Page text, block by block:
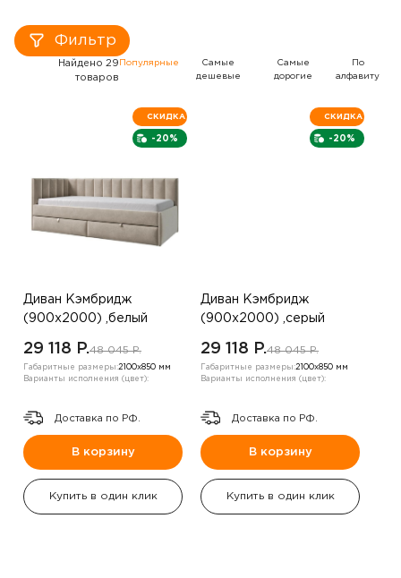
Фильтр
Найдено 29
товаров
Популярные
Самые
дешевые
Самые
дорогие
По
алфавиту
-20%
СКИДКА
Диван Кэмбридж
(900х2000) ,белый
29 118 P.48 045 P.
Габаритные размеры:2100х850 мм
Варианты исполнения (цвет):
Доставка по РФ.
В корзину
Купить в один клик
-20%
СКИДКА
Диван Кэмбридж
(900х2000) ,серый
29 118 P.48 045 P.
Габаритные размеры:2100х850 мм
Варианты исполнения (цвет):
Доставка по РФ.
В корзину
Купить в один клик